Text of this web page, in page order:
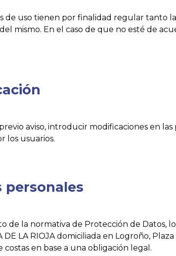
de uso tienen por finalidad regular tanto
mismo. En el caso de que no esté de
aviso, introducir modificaciones en
los usuarios.
personales
de la normativa de Protección de Datos,
DE LA RIOJA domiciliada en Logroño,
en base a una obligación legal.